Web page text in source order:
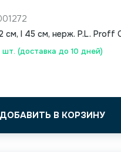
шт. (доставка до 10 дней)
см, l 45 см, нерж. P.L. Proff
ДОБАВИТЬ В КОРЗИНУ